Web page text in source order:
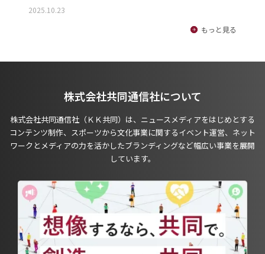
2025.10.23
もっと見る
株式会社共同通信社について
株式会社共同通信社（ＫＫ共同）は、ニュースメディアをはじめとする
コンテンツ制作、スポーツから文化事業に関するイベント運営、ネット
ワークとメディアの力を活かしたブランディングなど幅広い事業を展開
しています。